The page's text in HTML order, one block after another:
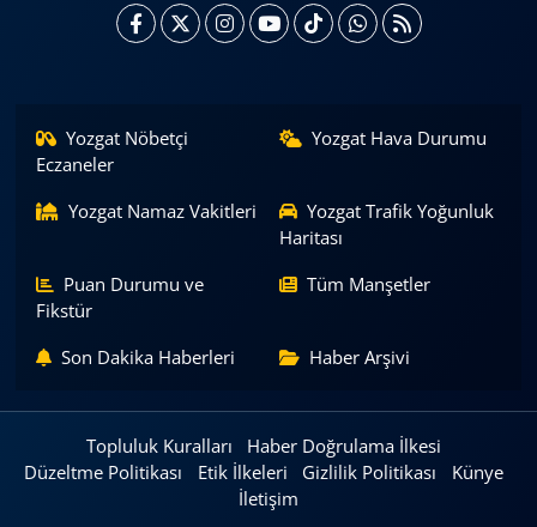
Yozgat Nöbetçi
Eczaneler
Yozgat Hava Durumu
Yozgat Namaz Vakitleri
Yozgat Trafik Yoğunluk
Haritası
Puan Durumu ve
Fikstür
Tüm Manşetler
Son Dakika Haberleri Haber Arşivi
Topluluk Kuralları
Haber Doğrulama İlkesi
Düzeltme Politikası
Etik İlkeleri Gizlilik Politikası
Künye
İletişim